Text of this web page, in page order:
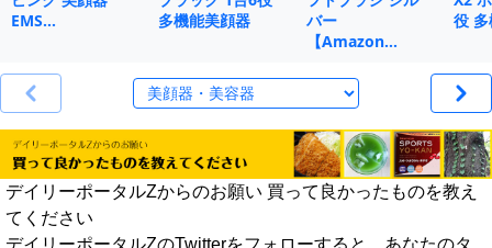
EMS…
多機能美顔器
バー
【Amazon…
役
デイリーポータルZからのお願い 買って良かったものを教え
てください